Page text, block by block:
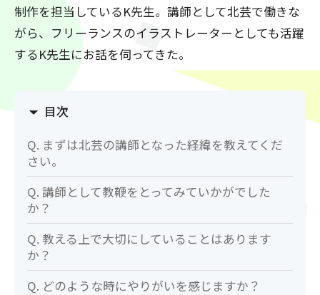
制作を担当しているK先生。講師として北芸で働きな
がら、フリーランスのイラストレーターとしても活躍
するK先生にお話を伺ってきた。
目次
Q. まずは北芸の講師となった経緯を教えてくだ
さい。
Q. 講師として教鞭をとってみていかがでした
か？
Q. 教える上で大切にしていることはあります
か？
Q. どのような時にやりがいを感じますか？